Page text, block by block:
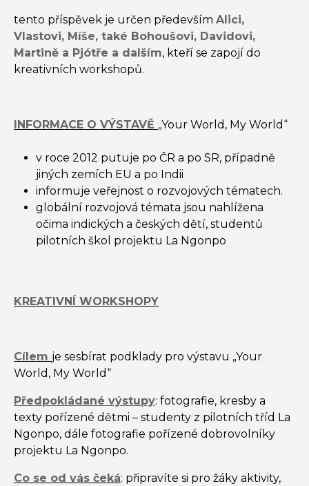
tento příspěvek je určen především Alici,
Vlastovi, Míše, také Bohoušovi, Davidovi,
Martině a Pjótře a dalším, kteří se zapojí do
kreativních workshopů.
INFORMACE O VÝSTAVĚ „Your World, My World“
v roce 2012 putuje po ČR a po SR, případně
jiných zemích EU a po Indii
informuje veřejnost o rozvojových tématech.
globální rozvojová témata jsou nahlížena
očima indických a českých dětí, studentů
pilotních škol projektu La Ngonpo
KREATIVNÍ WORKSHOPY
Cílem je sesbírat podklady pro výstavu „Your
World, My World“
Předpokládané výstupy: fotografie, kresby a
texty pořízené dětmi – studenty z pilotních tříd La
Ngonpo, dále fotografie pořízené dobrovolníky
projektu La Ngonpo.
Co se od vás čeká: připravíte si pro žáky aktivity,